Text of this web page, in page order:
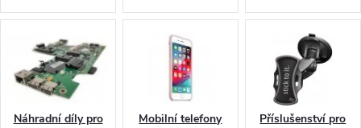
Náhradní díly pro
Mobilní telefony
Příslušenství pro